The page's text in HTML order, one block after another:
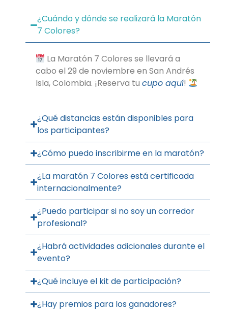
¿Cuándo y dónde se realizará la Maratón
7 Colores?
La Maratón 7 Colores se llevará a
cabo el 29 de noviembre en San Andrés
Isla, Colombia. ¡Reserva tu cupo aquí!
¿Qué distancias están disponibles para
los participantes?
¿Cómo puedo inscribirme en la maratón?
¿La maratón 7 Colores está certificada
internacionalmente?
¿Puedo participar si no soy un corredor
profesional?
¿Habrá actividades adicionales durante el
evento?
¿Qué incluye el kit de participación?
¿Hay premios para los ganadores?